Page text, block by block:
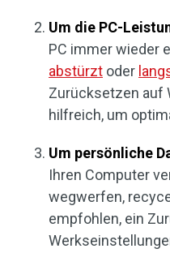
Um die PC-
PC immer wieder
abstürzt oder
Zurücksetzen auf
hilfreich, um
Um persönliche
Ihren Computer
wegwerfen,
empfohlen, ein